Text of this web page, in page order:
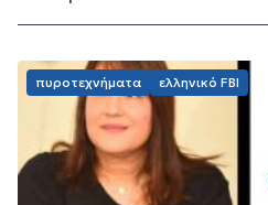
πυροτεχνήματα ελληνικό FBI